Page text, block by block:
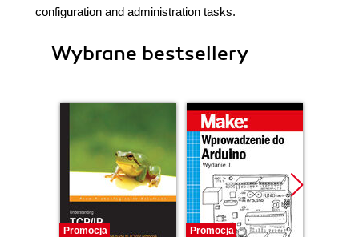
configuration and administration tasks.
Wybrane bestsellery
Promocja Promocja